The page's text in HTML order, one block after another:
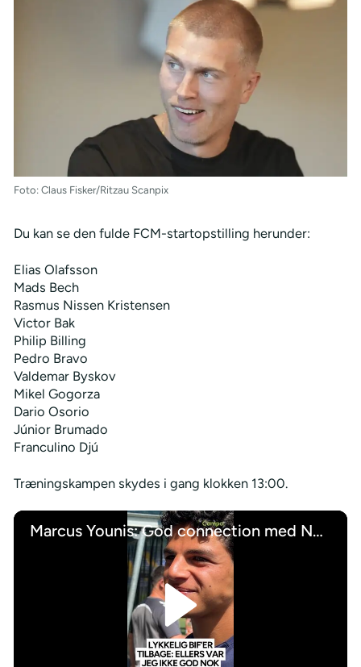
Foto: Claus Fisker/Ritzau Scanpix
Du kan se den fulde FCM-startopstilling herunder:
Elias Olafsson
Mads Bech
Rasmus Nissen Kristensen
Victor Bak
Philip Billing
Pedro Bravo
Valdemar Byskov
Mikel Gogorza
Dario Osorio
Júnior Brumado
Franculino Djú
Træningskampen skydes i gang klokken 13:00.
Marcus Younis: God connection med Nørgaard